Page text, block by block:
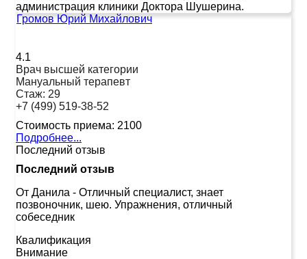
администрация клиники Доктора Шушерина.
Громов Юрий Михайлович
4.1
Врач высшей категории
Мануальный терапевт
Стаж: 29
+7 (499) 519-38-52
Стоимость приема: 2100
Подробнее...
Последний отзыв
Последний отзыв
От Данила - Отличный специалист, знает
позвоночник, шею. Упражнения, отличный
собеседник
Квалификация
Внимание